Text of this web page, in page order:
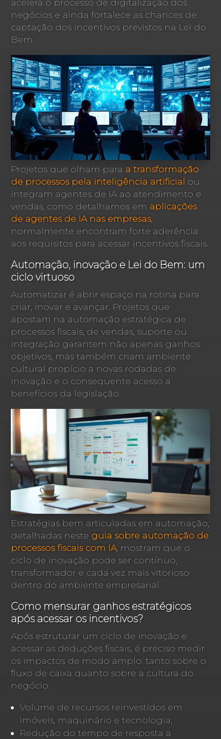
acelera o processo de digitalização dos
negócios e ainda fortalece as chances de
captação dos incentivos previstos na Lei do
Bem.
Projetos que olham para a transformação
de processos pela inteligência artificial ou
integram agentes de IA ao atendimento e
vendas, como detalhamos em aplicações
de agentes de IA nas empresas,
normalmente encontram forte aderência
aos requisitos para acessar incentivos fiscais.
Automação, inovação e Lei do Bem: um
ciclo virtuoso
Automatizar é abrir espaço na rotina para
criar, inovar e avançar. Projetos que
apostam na automação estratégica de
processos fiscais, de vendas, suporte ou
integração garantem não apenas ganhos
objetivos, mas também criam ambiente
cultural propício a novas rodadas de
inovação e o consequente acesso a
benefícios da legislação.
Estratégias bem articuladas em automação,
detalhadas neste guia sobre automação de
processos fiscais com IA, mostram que o
ciclo de inovação pode ser contínuo,
transformador e cada vez mais vitorioso
dentro do ambiente empresarial.
Como mensurar ganhos estratégicos
após acessar os incentivos?
Após estruturar um ciclo de inovação e
acessar as deduções fiscais, é preciso medir
os impactos de modo amplo: tanto sobre o
fluxo de caixa quanto sobre a cultura do
negócio.
Volume de recursos reinvestidos em
imóveis, maquinário e tecnologia;
Redução do tempo de resposta a